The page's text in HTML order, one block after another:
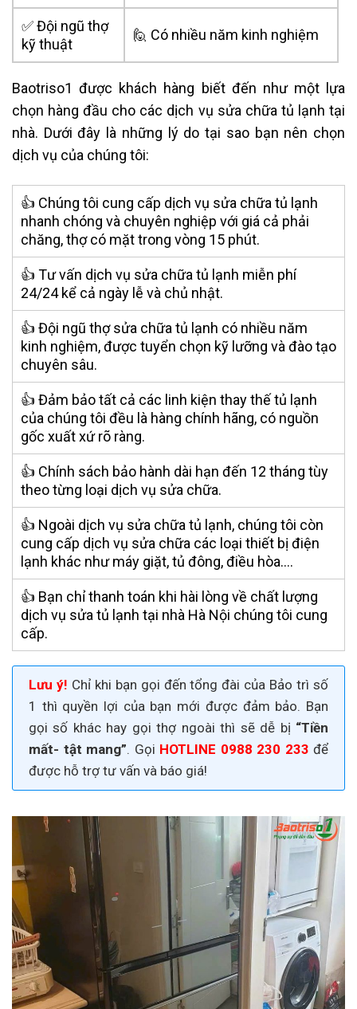
✅ Đội ngũ thợ
kỹ thuật
🙋 Có nhiều năm kinh nghiệm
Baotriso1 được khách hàng biết đến như một lựa
chọn hàng đầu cho các dịch vụ sửa chữa tủ lạnh tại
nhà. Dưới đây là những lý do tại sao bạn nên chọn
dịch vụ của chúng tôi:
👍 Chúng tôi cung cấp dịch vụ sửa chữa tủ lạnh
nhanh chóng và chuyên nghiệp với giá cả phải
chăng, thợ có mặt trong vòng 15 phút.
👍 Tư vấn dịch vụ sửa chữa tủ lạnh miễn phí
24/24 kể cả ngày lễ và chủ nhật.
👍 Đội ngũ thợ sửa chữa tủ lạnh có nhiều năm
kinh nghiệm, được tuyển chọn kỹ lưỡng và đào tạo
chuyên sâu.
👍 Đảm bảo tất cả các linh kiện thay thế tủ lạnh
của chúng tôi đều là hàng chính hãng, có nguồn
gốc xuất xứ rõ ràng.
👍 Chính sách bảo hành dài hạn đến 12 tháng tùy
theo từng loại dịch vụ sửa chữa.
👍 Ngoài dịch vụ sửa chữa tủ lạnh, chúng tôi còn
cung cấp dịch vụ sửa chữa các loại thiết bị điện
lạnh khác như máy giặt, tủ đông, điều hòa….
👍 Bạn chỉ thanh toán khi hài lòng về chất lượng
dịch vụ sửa tủ lạnh tại nhà Hà Nội chúng tôi cung
cấp.
Lưu ý! Chỉ khi bạn gọi đến tổng đài của Bảo trì số
1 thì quyền lợi của bạn mới được đảm bảo. Bạn
gọi số khác hay gọi thợ ngoài thì sẽ dễ bị “Tiền
mất- tật mang”. Gọi HOTLINE 0988 230 233 để
được hỗ trợ tư vấn và báo giá!